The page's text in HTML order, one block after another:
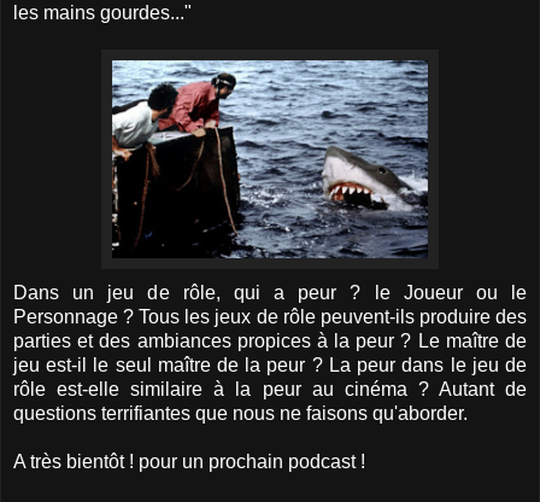
les mains gourdes..."
Dans un jeu de rôle, qui a peur ? le Joueur ou le
Personnage ? Tous les jeux de rôle peuvent-ils produire des
parties et des ambiances propices à la peur ? Le maître de
jeu est-il le seul maître de la peur ? La peur dans le jeu de
rôle est-elle similaire à la peur au cinéma ? Autant de
questions terrifiantes que nous ne faisons qu'aborder.
A très bientôt ! pour un prochain podcast !